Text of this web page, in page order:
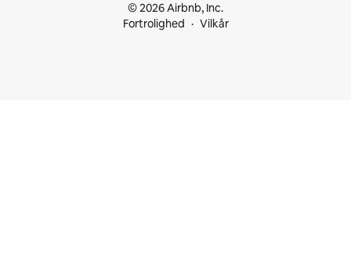
© 2026 Airbnb, Inc.
Fortrolighed
Vilkår